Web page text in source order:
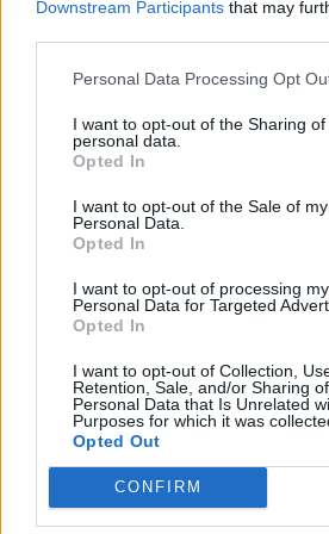
Downstream Participants that may
Personal Data Processing Opt
I want to opt-out of the Sharing of
personal data.
Opted In
I want to opt-out of the Sale of my
Personal Data.
Opted In
I want to opt-out of processing my
Personal Data for Targeted
Opted In
I want to opt-out of Collection,
Retention, Sale, and/or Sharing
Personal Data that Is Unrelated
Purposes for which it was
Opted Out
CONFIRM
metu aplankyta ligoninė
„Kai įėjau į ligoninės
skyrių, negalėjau
kiekvieno paciento lovos
mažos azoto oksido talpos“,
Times“pasakojo B.Lownas.
Gydytojas dėmesio
medicinos lauką. Jį ypač
grėsmės. Dėl branduolinės
sunerimusiam medikui